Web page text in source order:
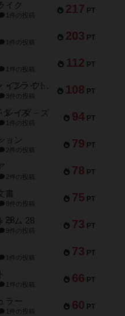
217 PT
イク
1件の投稿
203 PT
1件の投稿
112 PT
1件の投稿
108 PT
ファースト・イン・フライト
3件の投稿
94 PT
レイダ－ズ
1件の投稿
79 PT
ョン
2件の投稿
78 PT
2件の投稿
75 PT
書
8件の投稿
73 PT
ラム 28
9件の投稿
73 PT
1件の投稿
66 PT
1件の投稿
60 PT
ラー
1件の投稿